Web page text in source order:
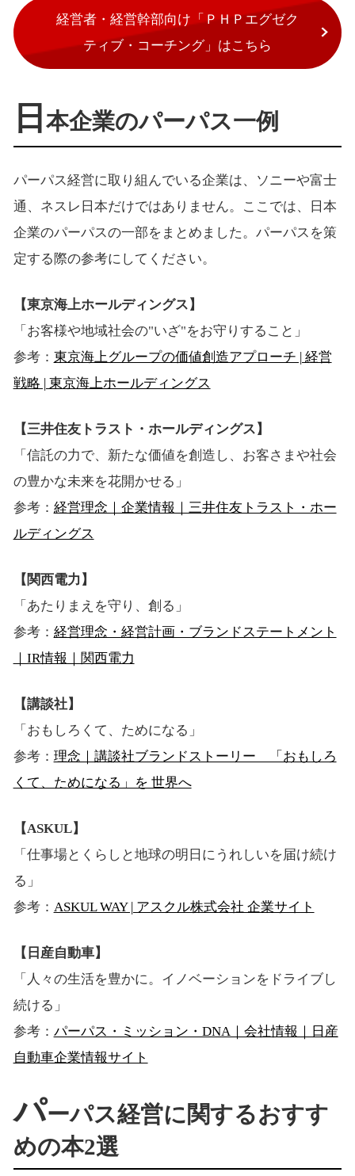
経営者・経営幹部向け「ＰＨＰエグゼク
ティブ・コーチング」はこちら
日 本企業のパーパス一例
パーパス経営に取り組んでいる企業は、ソニーや富士
通、ネスレ日本だけではありません。ここでは、日本
企業のパーパスの一部をまとめました。パーパスを策
定する際の参考にしてください。
【東京海上ホールディングス】
「お客様や地域社会の"いざ"をお守りすること」
参考： 東京海上グループの価値創造アプローチ | 経営
戦略 | 東京海上ホールディングス
【三井住友トラスト・ホールディングス】
「信託の力で、新たな価値を創造し、お客さまや社会
の豊かな未来を花開かせる」
参考： 経営理念｜企業情報｜三井住友トラスト・ホー
ルディングス
【関西電力】
「あたりまえを守り、創る」
参考： 経営理念・経営計画・ブランドステートメント
｜IR情報｜関西電力
【講談社】
「おもしろくて、ためになる」
参考： 理念｜講談社ブランドストーリー 「おもしろ
くて、ためになる」を 世界へ
【ASKUL】
「仕事場とくらしと地球の明日にうれしいを届け続け
る」
参考： ASKUL WAY | アスクル株式会社 企業サイト
【日産自動車】
「人々の生活を豊かに。イノベーションをドライブし
続ける」
参考： パーパス・ミッション・DNA｜会社情報｜日産
自動車企業情報サイト
パーパス経営に関するおすす
めの本2選